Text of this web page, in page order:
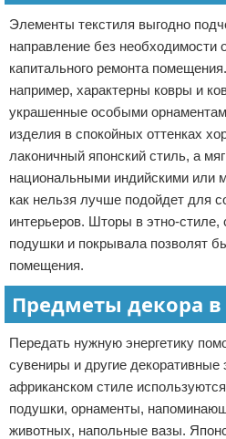
Элементы текстиля выгодно
направление без необходимости
капитального ремонта
например, характерны ковры и
украшенные особыми
изделия в спокойных оттенках
лаконичный японский стиль, а
национальными индийскими или
как нельзя лучше подойдет для
интерьеров. Шторы в этно-стиле,
подушки и покрывала позволят
помещения.
Предметы декора в
Передать нужную энергетику
сувениры и другие
африканском стиле
подушки, орнаменты,
животных, напольные вазы.